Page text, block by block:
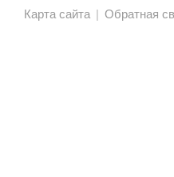
Карта сайта Обратная